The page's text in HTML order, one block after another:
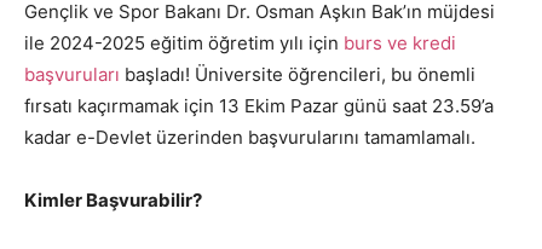
Gençlik ve Spor Bakanı Dr. Osman Aşkın Bak’ın müjdesi
ile 2024-2025 eğitim öğretim yılı için burs ve kredi
başvuruları başladı! Üniversite öğrencileri, bu önemli
fırsatı kaçırmamak için 13 Ekim Pazar günü saat 23.59’a
kadar e-Devlet üzerinden başvurularını tamamlamalı.
Kimler Başvurabilir?